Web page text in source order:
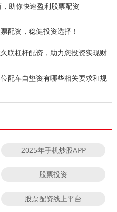
助你快速盈利股票配资
配资，稳健投资选择！
联杠杆配资，助力您投资实现财
配车自垫资有哪些相关要求和规
2025年手机炒股APP
股票投资
股票配资线上平台